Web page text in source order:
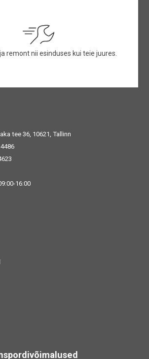
remont nii esinduses kui teie juures.
tee 36, 10621, Tallinn
16:00